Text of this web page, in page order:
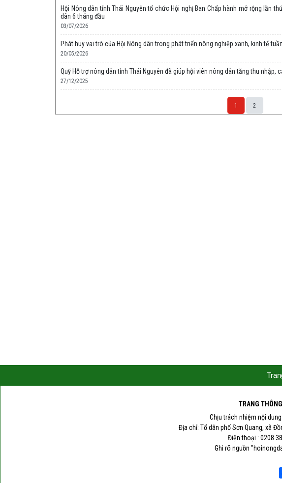
Hội Nông dân tỉnh Thái Nguyên tổ chức Hội nghị Ban Chấp hành mở rộng lần
dân 6 tháng đầu
03/07/2026
Phát huy vai trò của Hội Nông dân trong phát triển nông nghiệp xanh, kinh tế
20/05/2026
Quỹ Hỗ trợ nông dân tỉnh Thái Nguyên đã giúp hội viên nông dân tăng thu nhập,
27/12/2025
1 2
TRANG
Chịu trách nhiệm nội
Địa chỉ: Tổ dân phố Sơn Quang, xã
Điện thoại :
Ghi rõ nguồn